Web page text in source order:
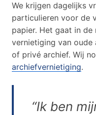
We krijgen dagelijks
particulieren voor de
papier. Het gaat in
vernietiging van
of privé archief. Wij
archiefvernietiging.
“Ik ben